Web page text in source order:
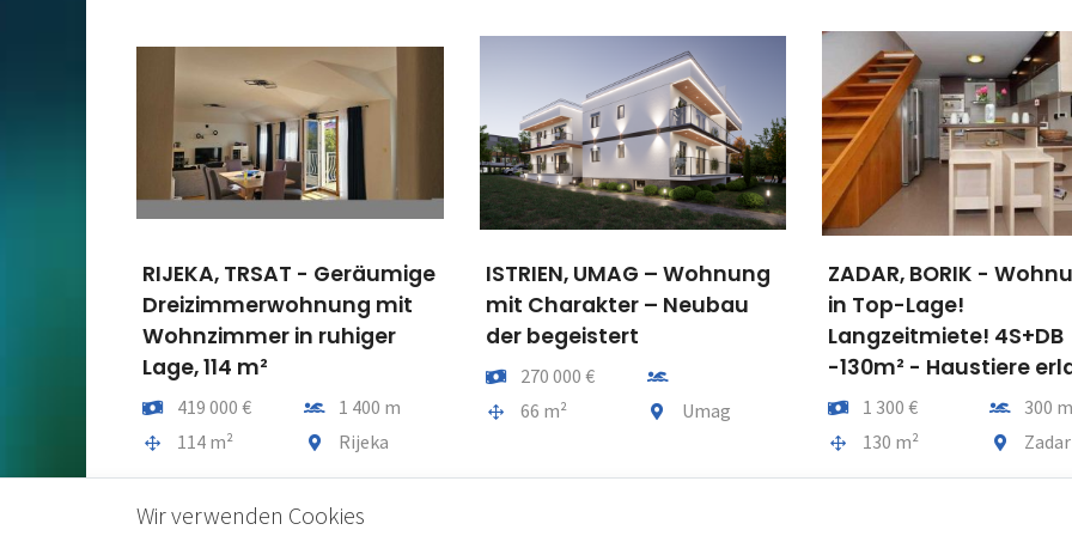
- Geräumige
Entfernung vom meer
ISTRIEN, UMAG – Wohnung
mit Charakter – Neubau
der begeistert
Preis270 000 €
Entfernung vom meer
Gesamtfläche
66 m² Gemeindeteil
Umag
ZADAR, BORIK - Wohnung
in Top-Lage!
Langzeitmiete! 4S+DB
-130m² - Haustiere erlaubt!
Preis Entfernung vom meer
ZAGREB, ŠESTINE
Luxusvilla mit
Swimmingpool
großem
(Toplage,
Wir verwenden Cookies